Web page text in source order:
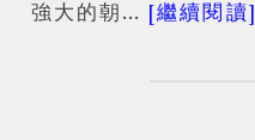
強大的朝… [繼續閱讀]